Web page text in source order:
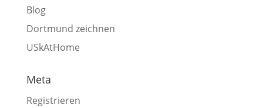
Blog
Dortmund zeichnen
USkAtHome
Meta
Registrieren